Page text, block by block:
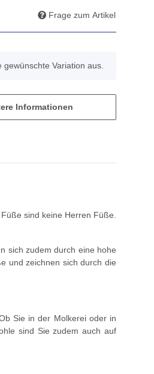
Frage zum Artikel
Variation aus.
Informationen
sind keine Herren Füße.
sich zudem durch eine hohe
und zeichnen sich durch die
Sie in der Molkerei oder in
sind Sie zudem auch auf